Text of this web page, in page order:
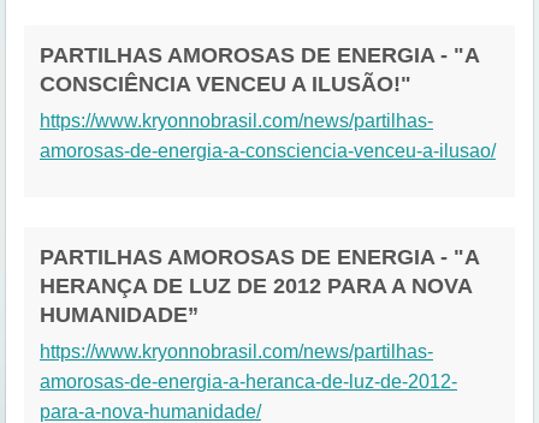
PARTILHAS AMOROSAS DE ENERGIA - "A
CONSCIÊNCIA VENCEU A ILUSÃO!"
https://www.kryonnobrasil.com/news/partilhas-
amorosas-de-energia-a-consciencia-venceu-a-ilusao/
PARTILHAS AMOROSAS DE ENERGIA - "A
HERANÇA DE LUZ DE 2012 PARA A NOVA
HUMANIDADE”
https://www.kryonnobrasil.com/news/partilhas-
amorosas-de-energia-a-heranca-de-luz-de-2012-
para-a-nova-humanidade/